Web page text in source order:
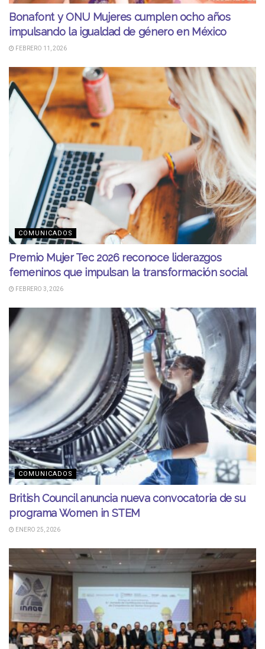
Bonafont y ONU Mujeres cumplen ocho años
impulsando la igualdad de género en México
FEBRERO 11, 2026
COMUNICADOS
Premio Mujer Tec 2026 reconoce liderazgos
femeninos que impulsan la transformación social
FEBRERO 3, 2026
COMUNICADOS
British Council anuncia nueva convocatoria de su
programa Women in STEM
ENERO 25, 2026